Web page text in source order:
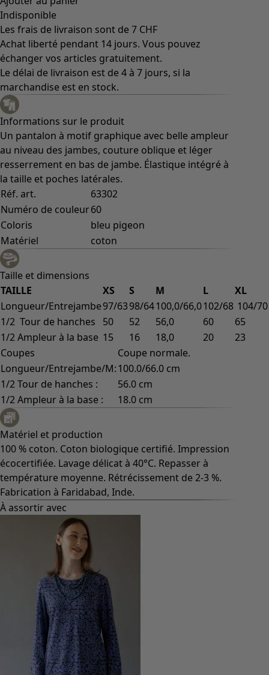
Indisponible
Les frais de livraison sont de 7 CHF
Achat liberté pendant 14 jours. Vous pouvez
échanger vos articles gratuitement.
Le délai de livraison est de 4 à 7 jours, si la
marchandise est en stock.
Informations sur le produit
Un pantalon à motif graphique avec belle ampleur
au niveau des jambes, couture oblique et léger
resserrement en bas de jambe. Élastique intégré à
la taille et poches latérales.
Réf. art.
63302
Numéro de couleur60
Coloris
bleu pigeon
Matériel
coton
Taille et dimensions
TAILLE
XS S M L
XL
Longueur/Entrejambe97/6398/64100,0/66,0102/68 104/70
1/2 Tour de hanches
50 52 56,0 60
65
1/2 Ampleur à la base 15 16 18,0 20
23
Coupes
Coupe normale.
Longueur/Entrejambe/M:100.0/66.0 cm
1/2 Tour de hanches :
56.0 cm
1/2 Ampleur à la base :
18.0 cm
Matériel et production
100 % coton. Coton biologique certifié. Impression
écocertifiée. Lavage délicat à 40°C. Repasser à
température moyenne. Rétrécissement de 2-3 %.
Fabrication à Faridabad, Inde.
À assortir avec